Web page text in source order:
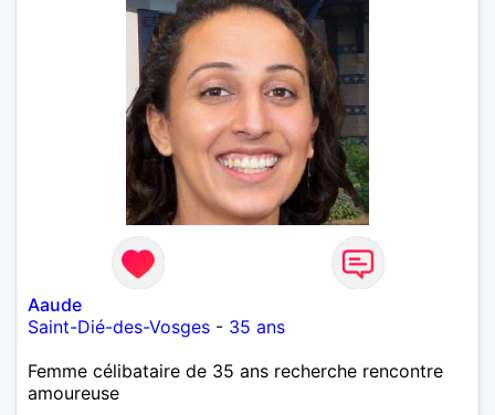
Aaude
Saint-Dié-des-Vosges - 35 ans
Femme célibataire de 35 ans recherche rencontre
amoureuse